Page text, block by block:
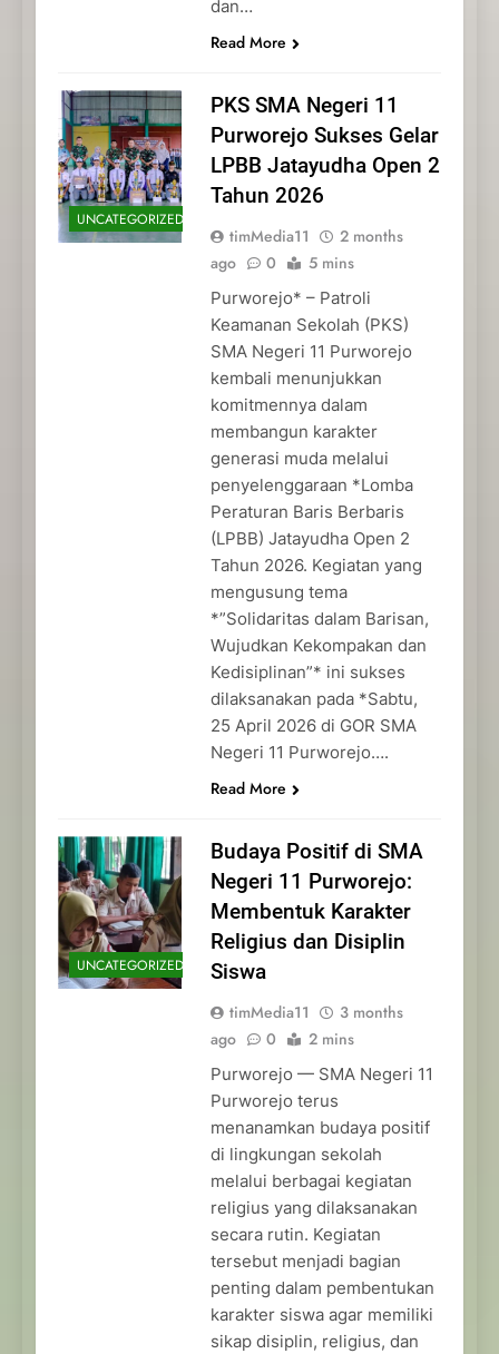
dan…
Read More
UNCATEGORIZED
PKS SMA Negeri 11
Purworejo Sukses Gelar
LPBB Jatayudha Open 2
Tahun 2026
timMedia11
2 months
ago
0 5 mins
Purworejo* – Patroli
Keamanan Sekolah (PKS)
SMA Negeri 11 Purworejo
kembali menunjukkan
komitmennya dalam
membangun karakter
generasi muda melalui
penyelenggaraan *Lomba
Peraturan Baris Berbaris
(LPBB) Jatayudha Open 2
Tahun 2026. Kegiatan yang
mengusung tema
*”Solidaritas dalam Barisan,
Wujudkan Kekompakan dan
Kedisiplinan”* ini sukses
dilaksanakan pada *Sabtu,
25 April 2026 di GOR SMA
Negeri 11 Purworejo….
Read More
UNCATEGORIZED
Budaya Positif di SMA
Negeri 11 Purworejo:
Membentuk Karakter
Religius dan Disiplin
Siswa
timMedia11
3 months
ago
0 2 mins
Purworejo — SMA Negeri 11
Purworejo terus
menanamkan budaya positif
di lingkungan sekolah
melalui berbagai kegiatan
religius yang dilaksanakan
secara rutin. Kegiatan
tersebut menjadi bagian
penting dalam pembentukan
karakter siswa agar memiliki
sikap disiplin, religius, dan